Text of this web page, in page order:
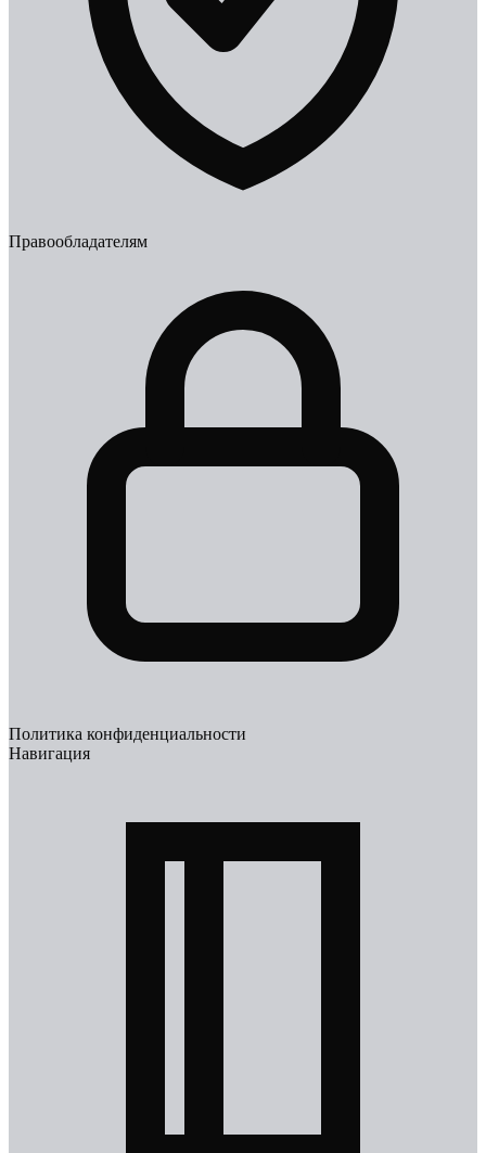
Правообладателям
Политика конфиденциальности
Навигация